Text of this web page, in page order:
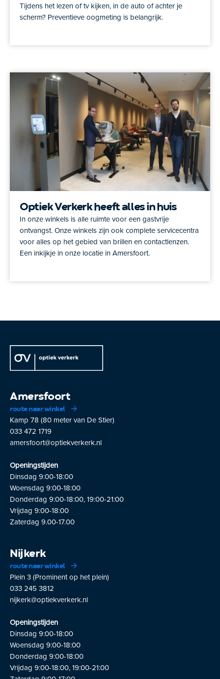
Tijdens het lezen of tv kijken, in de auto of achter je
scherm? Preventieve oogmeting is belangrijk.
Optiek Verkerk heeft alles in huis
In onze winkels is alle ruimte voor een gastvrije
ontvangst. Onze winkels zijn ook complete servicecentra
voor alles op het gebied van brillen en contactlenzen.
Een inkijkje in onze locatie in Amersfoort.
Amersfoort
route naar winkel
Kamp 78 (80 meter van De Stier)
033 472 1719
amersfoort@optiekverkerk.nl
Openingstijden
Dinsdag 9:00-18:00
Woensdag 9:00-18:00
Donderdag 9:00-18:00, 19:00-21:00
Vrijdag 9:00-18:00
Zaterdag 9.00-17.00
Nijkerk
route naar winkel
Plein 3 (Prominent op het plein)
033 245 3812
nijkerk@optiekverkerk.nl
Openingstijden
Dinsdag 9:00-18:00
Woensdag 9:00-18:00
Donderdag 9:00-18:00
Vrijdag 9:00-18:00, 19:00-21:00